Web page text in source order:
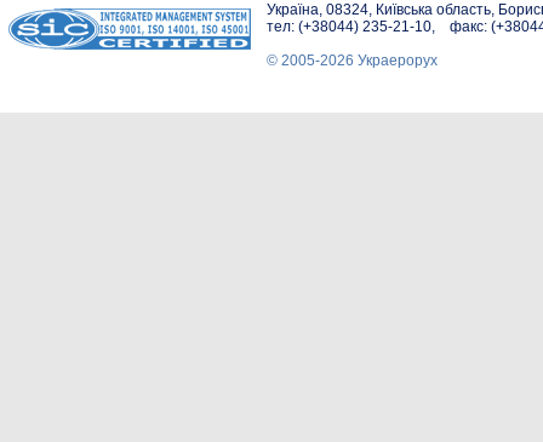
Україна, 08324, Київська область,
тел: (+38044) 235-21-10, факс:
© 2005-2026 Украерорух